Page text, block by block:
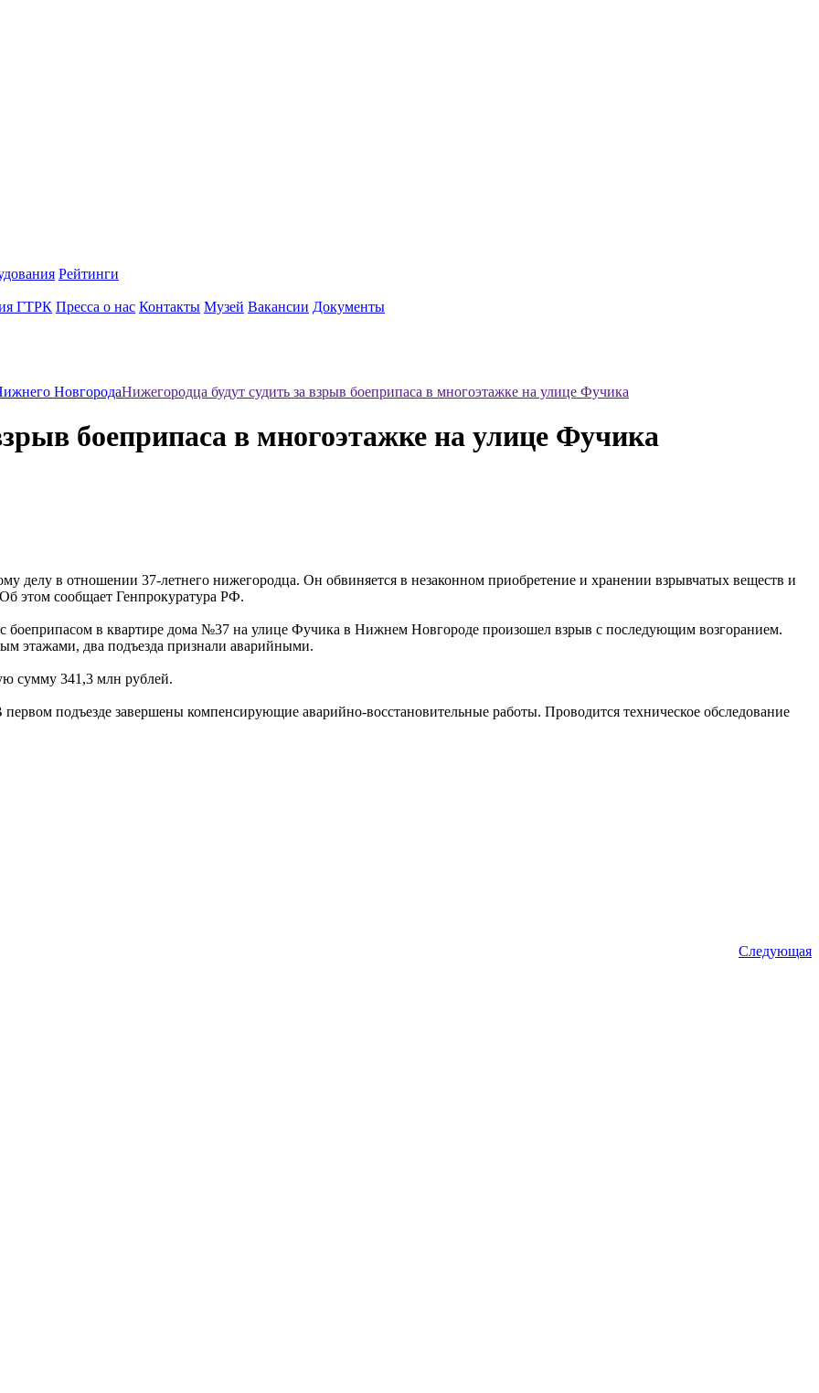
Рейтинги
ГТРК Пресса о нас Контакты Музей Вакансии Документы
НовгородаНижегородца будут судить за взрыв боеприпаса в многоэтажке на улице Фучика
боеприпаса в многоэтажке на улице Фучика
делу в отношении 37-летнего нижегородца. Он обвиняется в незаконном приобретение и хранении взрывчатых веществ и
этом сообщает Генпрокуратура РФ.
боеприпасом в квартире дома №37 на улице Фучика в Нижнем Новгороде произошел взрыв с последующим возгоранием.
этажами, два подъезда признали аварийными.
сумму 341,3 млн рублей.
подъезде завершены компенсирующие аварийно-восстановительные работы. Проводится техническое обследование
Следующая